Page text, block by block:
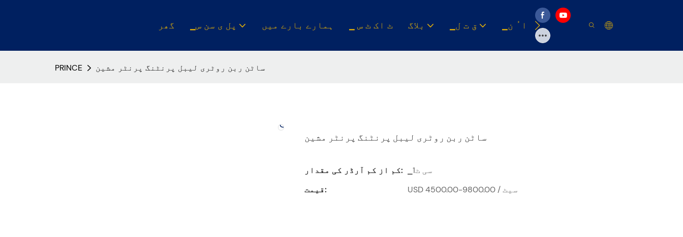
گھر ▁پل ی سن س ہمارے بارے میں ▁ ٹ اک ٹ س بلاگ ▁ق ت ل ▁ا ُ ن وسیلہ
PRINCE ساٹن ربن روٹری لیبل پرنٹنگ پرنٹر مشین
ساٹن ربن روٹری لیبل پرنٹنگ پرنٹر مشین
کم از کم آرڈر کی مقدار:
▁سی ٹ1
قیمت:
USD 4500.00-9800.00 / سیٹ